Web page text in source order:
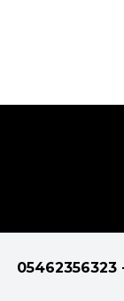
05462356323